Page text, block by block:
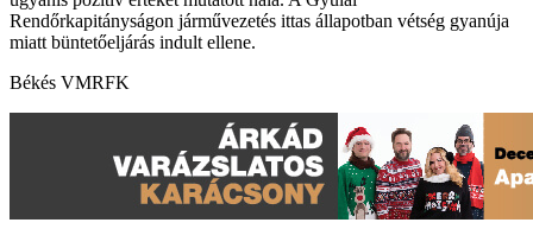
Rendőrkapitányságon járművezetés ittas állapotban vétség gyanúja
miatt büntetőeljárás indult ellene.
Békés VMRFK